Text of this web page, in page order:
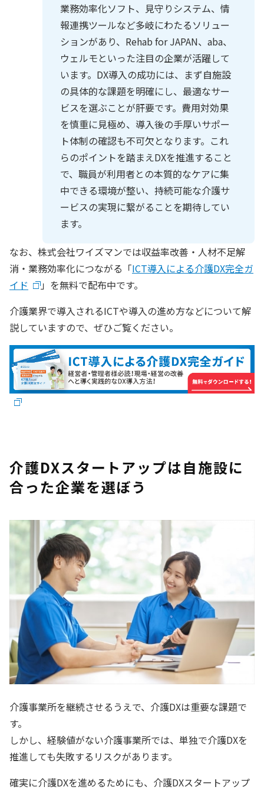
業務効率化ソフト、見守りシステム、情
報連携ツールなど多岐にわたるソリュー
ションがあり、Rehab for JAPAN、aba、
ウェルモといった注目の企業が活躍して
います。DX導入の成功には、まず自施設
の具体的な課題を明確にし、最適なサー
ビスを選ぶことが肝要です。費用対効果
を慎重に見極め、導入後の手厚いサポー
ト体制の確認も不可欠となります。これ
らのポイントを踏まえDXを推進すること
で、職員が利用者との本質的なケアに集
中できる環境が整い、持続可能な介護サ
ービスの実現に繋がることを期待してい
ます。
なお、株式会社ワイズマンでは収益率改善・人材不足解
消・業務効率化につながる「ICT導入による介護DX完全ガ
イド
」を無料で配布中です。
介護業界で導入されるICTや導入の進め方などについて解
説していますので、ぜひご覧ください。
介護DXスタートアップは自施設に
合った企業を選ぼう
介護事業所を継続させるうえで、介護DXは重要な課題で
す。
しかし、経験値がない介護事業所では、単独で介護DXを
推進しても失敗するリスクがあります。
確実に介護DXを進めるためにも、介護DXスタートアップ